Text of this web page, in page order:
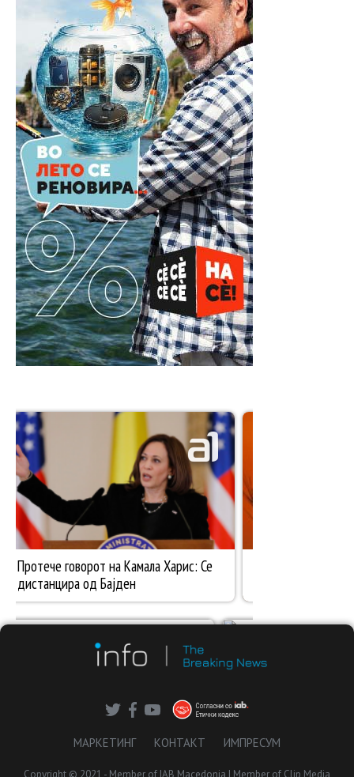
МАРКЕТИНГ КОНТАКТ ИМПРЕСУМ
Copyright © 2021 - Member of IAB Macedonia | Member of Clip Media